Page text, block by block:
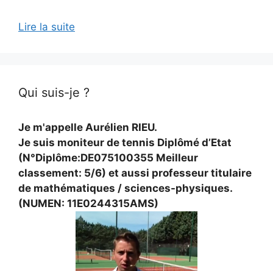
Lire la suite
Qui suis-je ?
Je m'appelle Aurélien RIEU.
Je suis moniteur de tennis Diplômé d’Etat
(N°Diplôme:DE075100355 Meilleur
classement: 5/6) et aussi professeur titulaire
de mathématiques / sciences-physiques.
(NUMEN: 11E0244315AMS)